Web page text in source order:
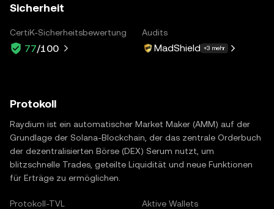
Sicherheit
CertiK-Sicherheitsbewertung
77/100
Audits
MadShield +3 mehr
Protokoll
Raydium ist ein automatischer Market Maker (AMM) auf der
Grundlage der Solana-Blockchain, der das zentrale Orderbuch
der dezentralisierten Börse (DEX) Serum nutzt, um
blitzschnelle Trades, geteilte Liquidität und neue Funktionen
für Erträge zu ermöglichen.
Protokoll-TVL Aktive Wallets